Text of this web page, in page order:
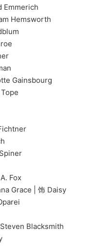
Hemsworth
Fox
| 饰 Daisy
Blacksmith